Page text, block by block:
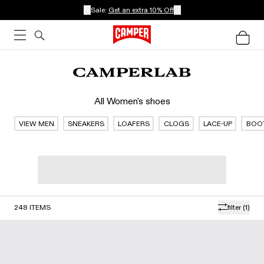
Sale: Get an extra 10% Off
All Women's shoes
VIEW MEN SNEAKERS LOAFERS CLOGS LACE-UP
filter (1)
248 ITEMS